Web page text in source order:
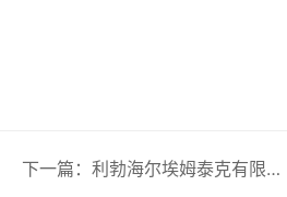
下一篇：利勃海尔埃姆泰克有限公司 商标撤三申请 及驳回复审行政诉讼案